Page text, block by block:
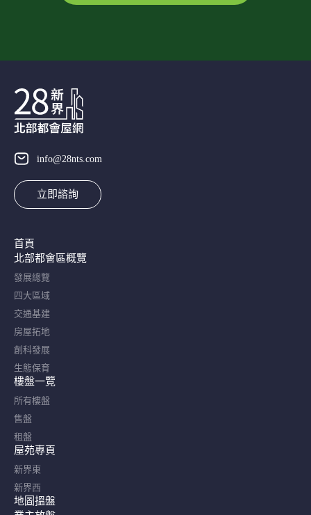
info@28nts.com
立即諮詢
首頁
北部都會區概覽​
發展總覽
四大區域
交通基建
房屋拓地
創科發展
生態保育
樓盤一覽
所有樓盤
售盤
租盤
屋苑專頁
新界東
新界西
地圖搵盤